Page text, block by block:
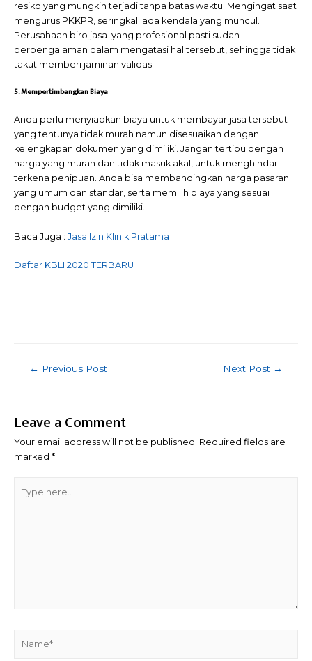
resiko yang mungkin terjadi tanpa batas waktu. Mengingat saat
mengurus PKKPR, seringkali ada kendala yang muncul.
Perusahaan biro jasa yang profesional pasti sudah
berpengalaman dalam mengatasi hal tersebut, sehingga tidak
takut memberi jaminan validasi.
5. Mempertimbangkan Biaya
Anda perlu menyiapkan biaya untuk membayar jasa tersebut
yang tentunya tidak murah namun disesuaikan dengan
kelengkapan dokumen yang dimiliki. Jangan tertipu dengan
harga yang murah dan tidak masuk akal, untuk menghindari
terkena penipuan. Anda bisa membandingkan harga pasaran
yang umum dan standar, serta memilih biaya yang sesuai
dengan budget yang dimiliki.
Baca Juga : Jasa Izin Klinik Pratama
Daftar KBLI 2020 TERBARU
Post
← Previous Post Next Post →
Leave a Comment
Your email address will not be published. Required fields are
marked *
here..